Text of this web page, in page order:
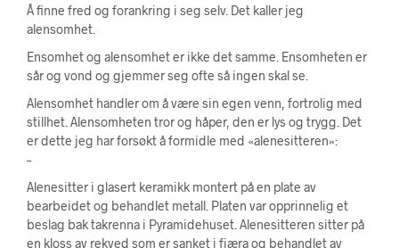
Å finne fred og forankring i seg selv. Det kaller jeg
alensomhet.
Ensomhet og alensomhet er ikke det samme. Ensomheten er
sår og vond og gjemmer seg ofte så ingen skal se.
Alensomhet handler om å være sin egen venn, fortrolig med
stillhet. Alensomheten tror og håper, den er lys og trygg. Det
er dette jeg har forsøkt å formidle med «alenesitteren»:
–
Alenesitter i glasert keramikk montert på en plate av
bearbeidet og behandlet metall. Platen var opprinnelig et
beslag bak takrenna i Pyramidehuset. Alenesitteren sitter på
en kloss av rekved som er sanket i fjæra og behandlet av